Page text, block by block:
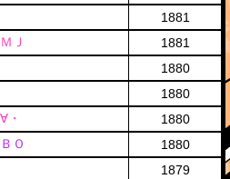
1881
Ｊ
1881
1880
1880
・
1880
Ｏ
1880
1879